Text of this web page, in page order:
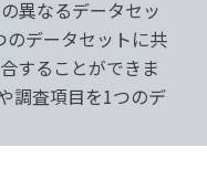
異なるデータセッ
のデータセットに共
することができま
調査項目を1つのデ
ル結合は、SPSSの
ンは必要ありませ
ついてv29.02に基